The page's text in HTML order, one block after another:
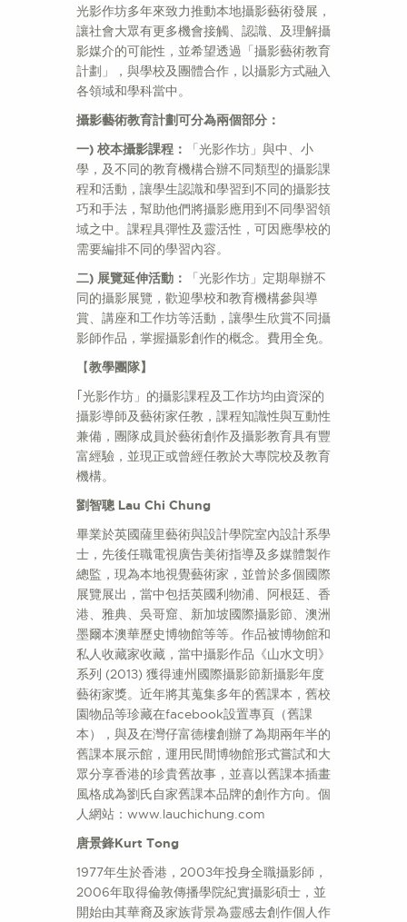
光影作坊多年來致力推動本地攝影藝術發展，
讓社會大眾有更多機會接觸、認識、及理解攝
影媒介的可能性，並希望透過「攝影藝術教育
計劃」，與學校及團體合作，以攝影方式融入
各領域和學科當中。
攝影藝術教育計劃可分為兩個部分：
一) 校本攝影課程：
「光影作坊」與中、小
學，及不同的教育機構合辦不同類型的攝影課
程和活動，讓學生認識和學習到不同的攝影技
巧和手法，幫助他們將攝影應用到不同學習領
域之中。課程具彈性及靈活性，可因應學校的
需要編排不同的學習內容。
二) 展覽延伸活動：
「光影作坊」定期舉辦不
同的攝影展覽，歡迎學校和教育機構參與導
賞、講座和工作坊等活動，讓學生欣賞不同攝
影師作品，掌握攝影創作的概念。費用全免。
【教學團隊】
｢光影作坊」的攝影課程及工作坊均由資深的
攝影導師及藝術家任教，課程知識性與互動性
兼備，團隊成員於藝術創作及攝影教育具有豐
富經驗，並現正或曾經任教於大專院校及教育
機構。
劉智聰 Lau Chi Chung
畢業於英國薩里藝術與設計學院室內設計系學
士，先後任職電視廣告美術指導及多媒體製作
總監，現為本地視覺藝術家，並曾於多個國際
展覽展出，當中包括英國利物浦、阿根廷、香
港、雅典、吳哥窟、新加坡國際攝影節、澳洲
墨爾本澳華歷史博物館等等。作品被博物館和
私人收藏家收藏，當中攝影作品《山水文明》
系列 (2013) 獲得連州國際攝影節新攝影年度
藝術家獎。近年將其蒐集多年的舊課本，舊校
園物品等珍藏在facebook設置專頁（舊課
本），與及在灣仔富德樓創辦了為期兩年半的
舊課本展示館，運用民間博物館形式嘗試和大
眾分享香港的珍貴舊故事，並喜以舊課本插畫
風格成為劉氏自家舊課本品牌的創作方向。個
人網站：www.lauchichung.com
唐景鋒Kurt Tong
1977年生於香港，2003年投身全職攝影師，
2006年取得倫敦傳播學院紀實攝影碩士，並
開始由其華裔及家族背景為靈感去創作個人作